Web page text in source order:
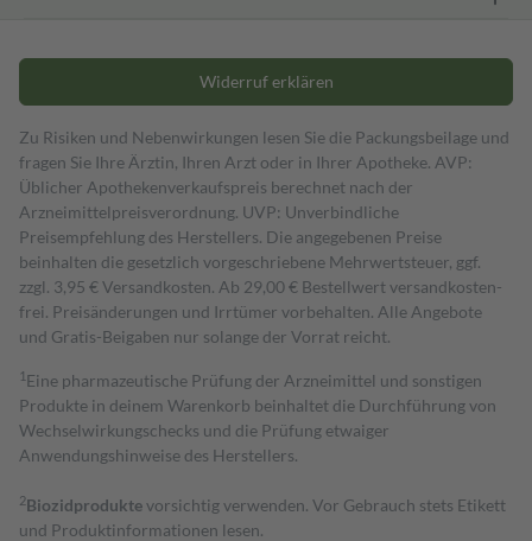
Widerruf erklären
Zu Risiken und Nebenwirkungen lesen Sie die Packungsbeilage und
fragen Sie Ihre Ärztin, Ihren Arzt oder in Ihrer Apotheke. AVP:
Üblicher Apothekenverkaufspreis berechnet nach der
Arzneimittelpreisverordnung. UVP: Unverbindliche
Preisempfehlung des Herstellers. Die angegebenen Preise
beinhalten die gesetzlich vorgeschriebene Mehrwertsteuer, ggf.
zzgl. 3,95 € Versandkosten. Ab 29,00 € Bestell­wert versand­kosten­
frei. Preisänderungen und Irrtümer vorbehalten. Alle Angebote
und Gratis-Beigaben nur solange der Vorrat reicht.
1 Eine pharmazeutische Prüfung der Arzneimittel und sonstigen
Produkte in deinem Warenkorb beinhaltet die Durchführung von
Wechselwirkungschecks und die Prüfung etwaiger
Anwendungshinweise des Herstellers.
2Biozidproduktevorsichtig verwenden. Vor Gebrauch stets Etikett
und Produktinformationen lesen.